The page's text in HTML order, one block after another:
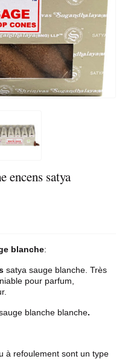
encens satya
blanche:
satya sauge blanche. Très
pour parfum,
blanche blanche.
à refoulement sont un type